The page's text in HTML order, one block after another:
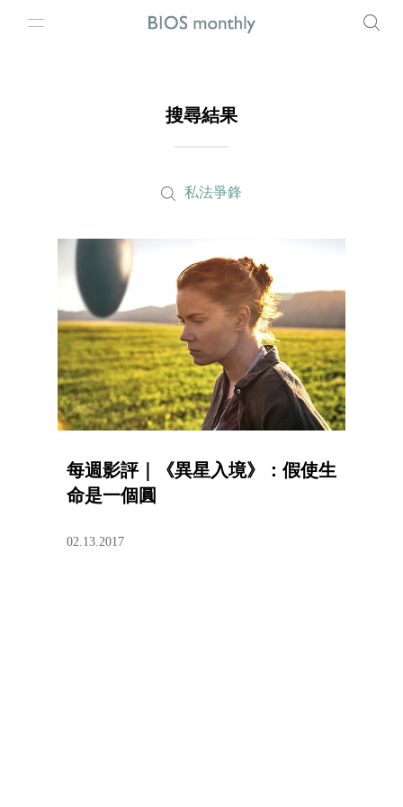
搜尋結果
私法爭鋒
每週影評｜《異星入境》：假使生
命是一個圓
02.13.2017